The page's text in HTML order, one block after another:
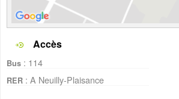
Accès
Bus : 114
RER : A Neuilly-Plaisance